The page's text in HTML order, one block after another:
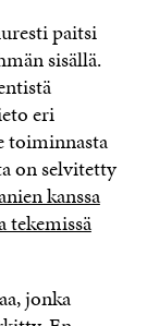
paitsi
sisällä.
eri
toiminnasta
on selvitetty
kanssa
tekemissä
jonka